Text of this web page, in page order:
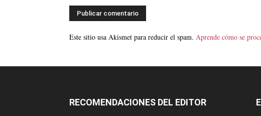
Este sitio usa Akismet para reducir el spam. Aprende cómo se
RECOMENDACIONES DEL EDITOR